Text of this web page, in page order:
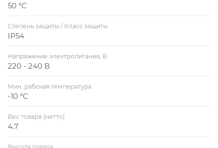
50 °С
Степень защиты / Класс защиты
IP54
Напряжение электропитания, В
220 - 240 В
Мин. рабочая температура
-10 °С
Вес товара (нетто)
4.7